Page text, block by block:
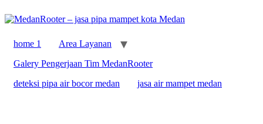
home 1
Area Layanan
Galery Pengerjaan Tim MedanRooter
deteksi pipa air bocor medan
jasa air mampet medan